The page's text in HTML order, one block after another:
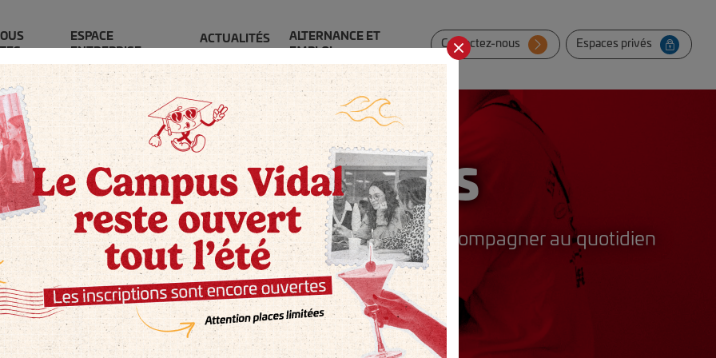
ESPACE
ACTUALITÉS
ALTERNANCE ET
Contactez-nous Espaces privés
& PROMESSES
nos talents. Nous avons la responsabilité de les accompagner au quotidien
vers leur réussite